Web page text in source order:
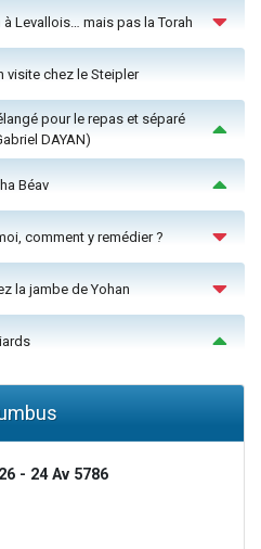
Levallois… mais pas la Torah
visite chez le Steipler
pour le repas et séparé
DAYAN)
Béav
comment y remédier ?
la jambe de Yohan
- 24 Av 5786